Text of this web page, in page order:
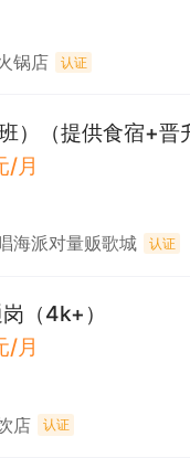
锅店 认证
）（提供食宿+晋
/月
海派对量贩歌城 认证
（4k+）
/月
店 认证